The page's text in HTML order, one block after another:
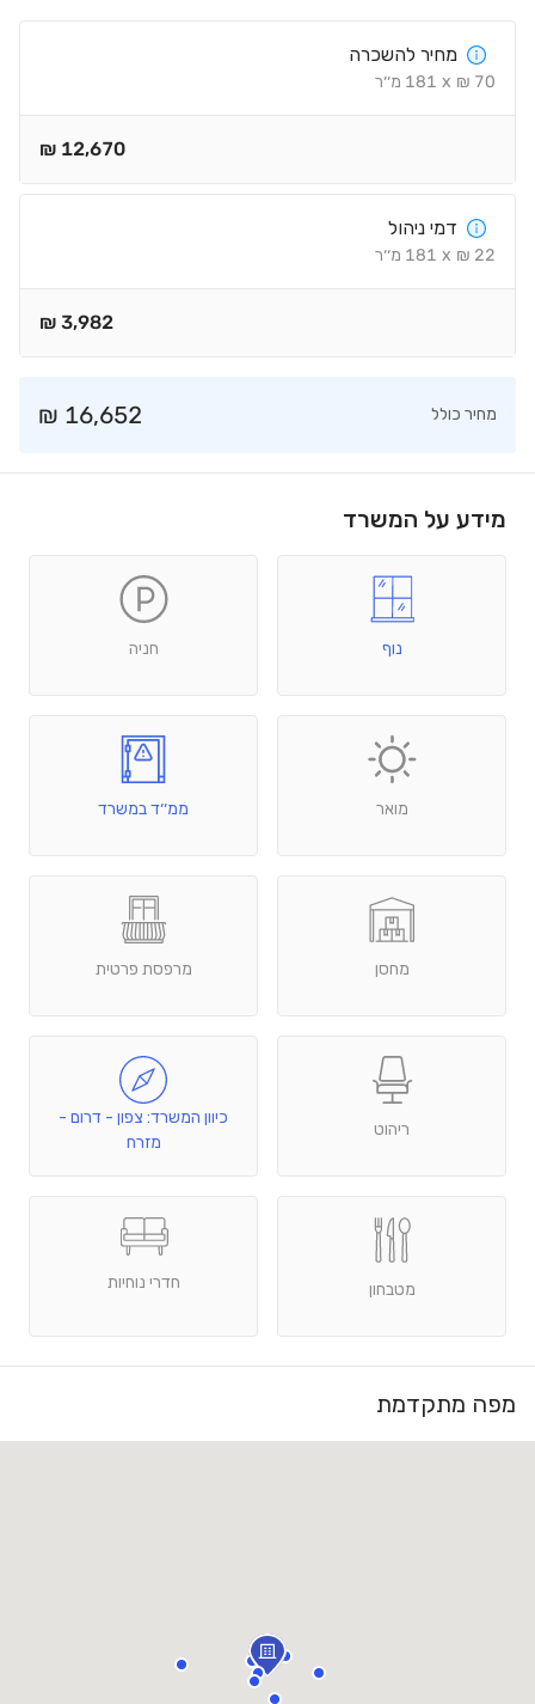
מחיר להשכרה
70
₪
x
181 מ׳׳ר
12,670
₪
דמי ניהול
22
₪
x
181 מ׳׳ר
3,982
₪
מחיר כולל 16,652
₪
מידע על המשרד
נוף חניה
מואר ממ׳׳ד במשרד
מחסן מרפסת פרטית
ריהוט
כיוון המשרד: צפון - דרום -
מזרח
מטבחון חדרי נוחיות
מפה מתקדמת